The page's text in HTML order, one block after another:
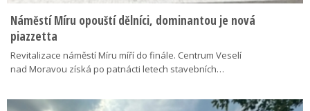
Náměstí Míru opouští dělníci, dominantou je nová
piazzetta
Revitalizace náměstí Míru míří do finále. Centrum Veselí
nad Moravou získá po patnácti letech stavebních…